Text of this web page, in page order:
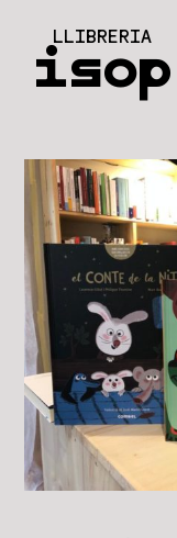
contingut
isop
LLIBRERIA